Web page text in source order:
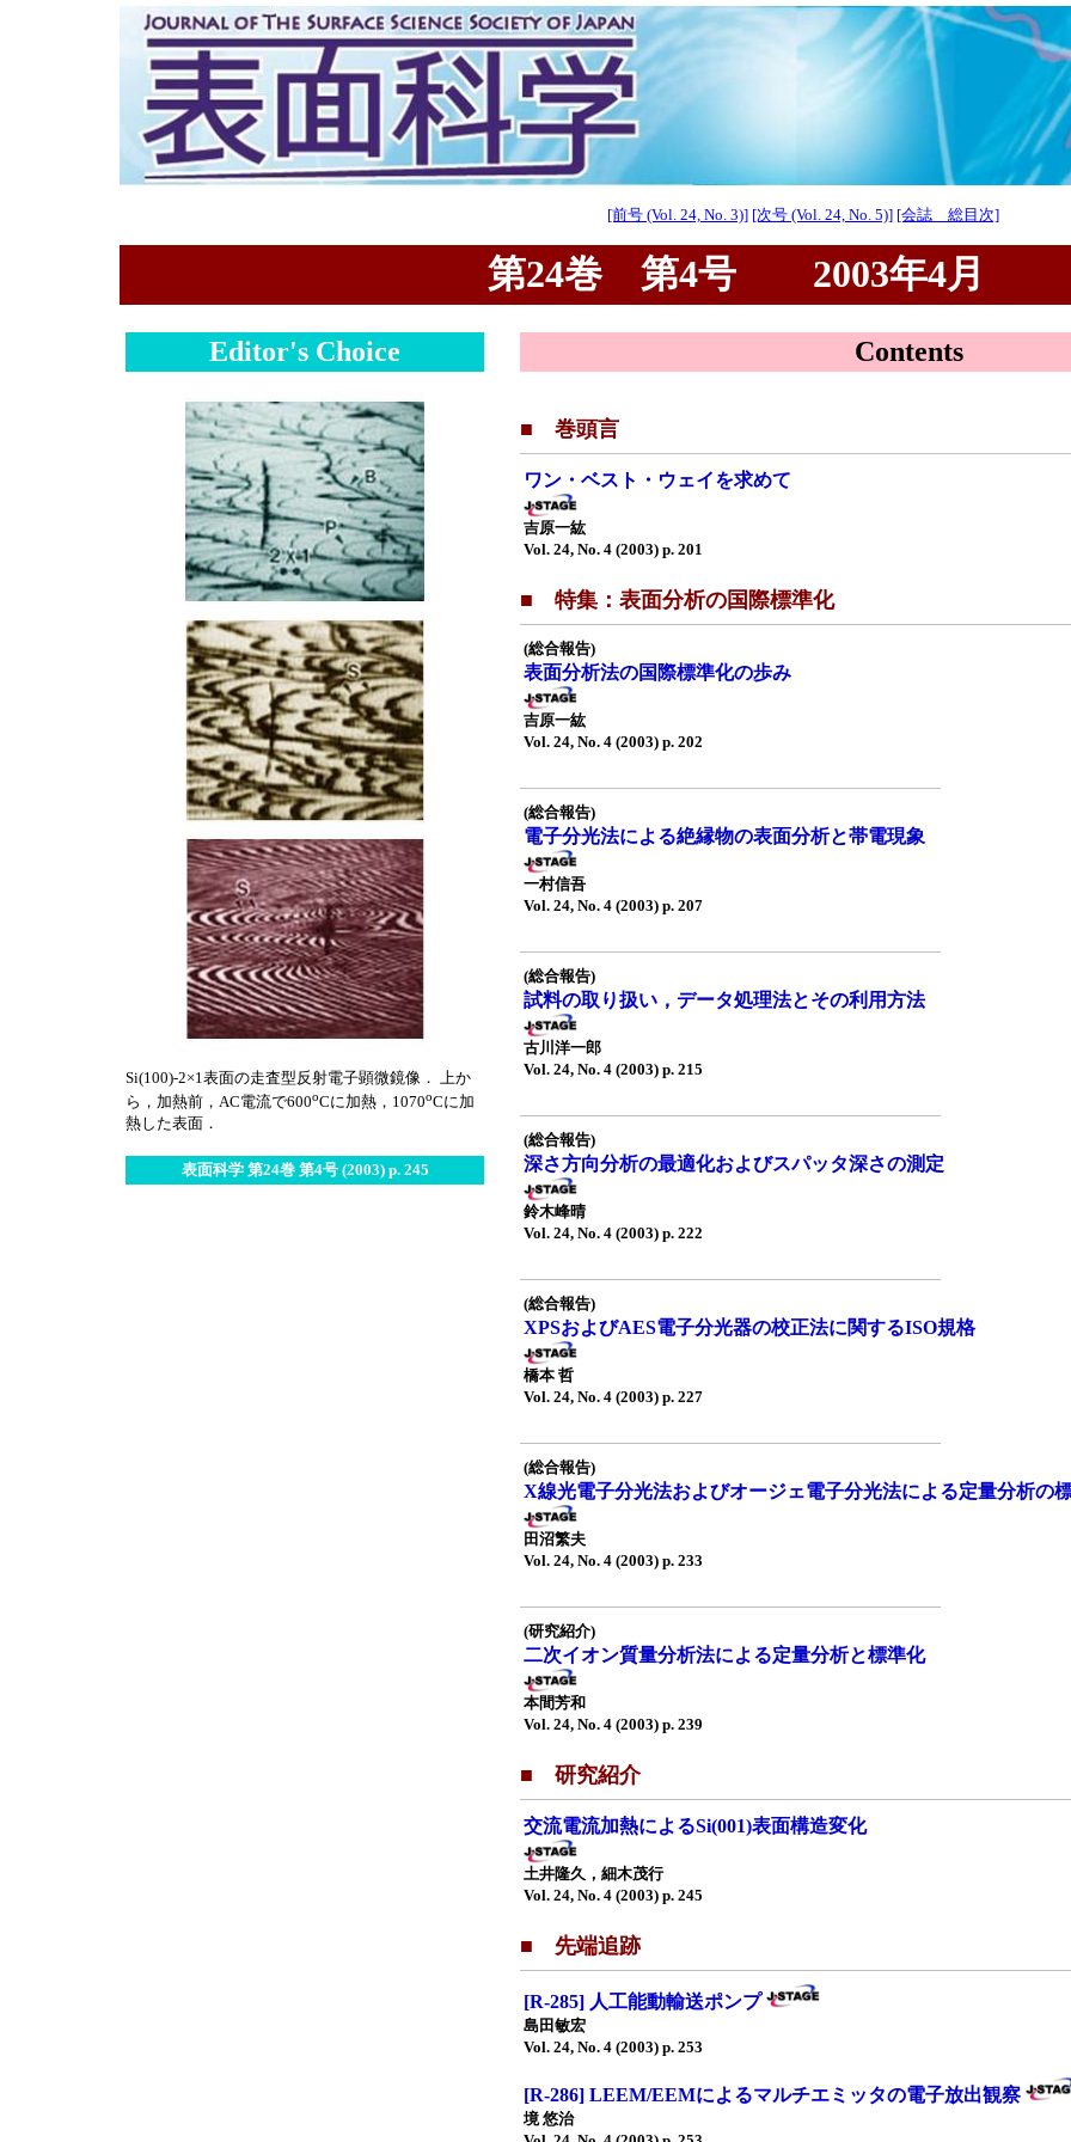
[前号 (Vol. 24, No. 3)] [次号 (Vol. 24, No. 5)] [会誌 総目次]
第24巻 第4号 2003年4月
Editor's Choice
Si(100)-2×1表面の走査型反射電子顕微鏡像． 上か
ら，加熱前，AC電流で600oCに加熱，1070oCに加
熱した表面．
表面科学 第24巻 第4号 (2003) p. 245
Contents
■ 巻頭言
ワン・ベスト・ウェイを求めて
吉原一紘
Vol. 24, No. 4 (2003) p. 201
■ 特集：表面分析の国際標準化
(総合報告)
表面分析法の国際標準化の歩み
吉原一紘
Vol. 24, No. 4 (2003) p. 202
(総合報告)
電子分光法による絶縁物の表面分析と帯電現象
一村信吾
Vol. 24, No. 4 (2003) p. 207
(総合報告)
試料の取り扱い，データ処理法とその利用方法
古川洋一郎
Vol. 24, No. 4 (2003) p. 215
(総合報告)
深さ方向分析の最適化およびスパッタ深さの測定
鈴木峰晴
Vol. 24, No. 4 (2003) p. 222
(総合報告)
XPSおよびAES電子分光器の校正法に関するISO規格
橋本 哲
Vol. 24, No. 4 (2003) p. 227
(総合報告)
X線光電子分光法およびオージェ電子分光法による定量分析の
田沼繁夫
Vol. 24, No. 4 (2003) p. 233
(研究紹介)
二次イオン質量分析法による定量分析と標準化
本間芳和
Vol. 24, No. 4 (2003) p. 239
■ 研究紹介
交流電流加熱によるSi(001)表面構造変化
土井隆久，細木茂行
Vol. 24, No. 4 (2003) p. 245
■ 先端追跡
[R-285] 人工能動輸送ポンプ
島田敏宏
Vol. 24, No. 4 (2003) p. 253
[R-286] LEEM/EEMによるマルチエミッタの電子放出観察
境 悠治